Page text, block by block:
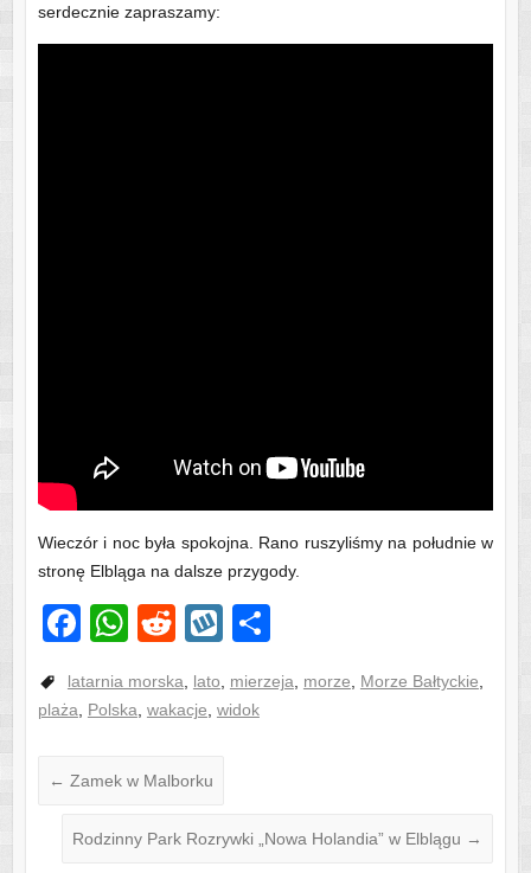
serdecznie zapraszamy:
Wieczór i noc była spokojna. Rano ruszyliśmy na południe w
stronę Elbląga na dalsze przygody.
F
c
b
o
W
at
A
p
R
d
t
W
o
ar
latarnia morska lato mierzeja morze Morze Bałtyckie
plaża
Polska wakacje widok
← Zamek w Malborku
Rodzinny Park Rozrywki „Nowa Holandia” w Elblągu →